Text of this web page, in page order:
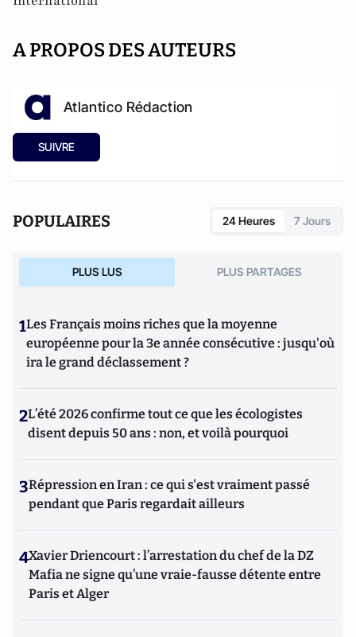
A PROPOS DES AUTEURS
Atlantico Rédaction
SUIVRE
POPULAIRES 24 Heures 7 Jours
PLUS LUS PLUS PARTAGES
1Les Français moins riches que la moyenne
européenne pour la 3e année consécutive : jusqu'où
ira le grand déclassement ?
2L’été 2026 confirme tout ce que les écologistes
disent depuis 50 ans : non, et voilà pourquoi
3Répression en Iran : ce qui s'est vraiment passé
pendant que Paris regardait ailleurs
4Xavier Driencourt : l’arrestation du chef de la DZ
Mafia ne signe qu’une vraie-fausse détente entre
Paris et Alger